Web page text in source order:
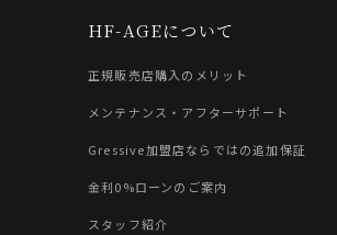
HF-AGEについて
正規販売店購入のメリット
メンテナンス・アフターサポート
Gressive加盟店ならではの追加保証
金利0%ローンのご案内
スタッフ紹介